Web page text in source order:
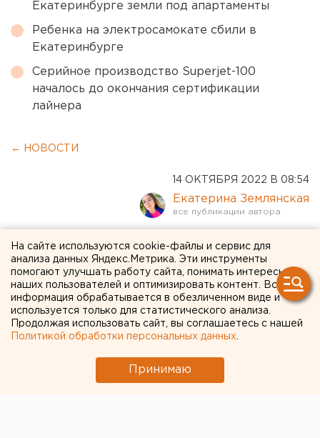
Екатеринбурге земли под апартаменты
Ребенка на электросамокате сбили в
Екатеринбурге
Серийное производство Superjet-100
началось до окончания сертификации
лайнера
← НОВОСТИ
14 ОКТЯБРЯ 2022 В 08:54
Екатерина Землянская
Суд арестовал пятерых
подозреваемых во взрыве
на Крымском мосту
На сайте используются cookie-файлы и сервис для
анализа данных Яндекс.Метрика. Эти инструменты
помогают улучшать работу сайта, понимать интересы
наших пользователей и оптимизировать контент. Вся
информация обрабатывается в обезличенном виде и
используется только для статистического анализа.
Продолжая использовать сайт, вы соглашаетесь с нашей
Политикой обработки персональных данных
Принимаю